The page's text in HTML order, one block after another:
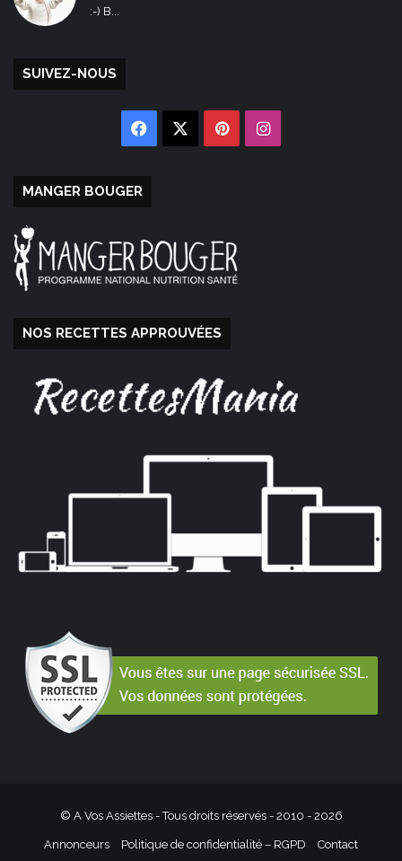
:-) B...
SUIVEZ-NOUS
Facebook PinterestInstagram
MANGER BOUGER
NOS RECETTES APPROUVÉES
© A Vos Assiettes - Tous droits réservés - 2010 - 2026
Annonceurs Politique de confidentialité – RGPD Contact